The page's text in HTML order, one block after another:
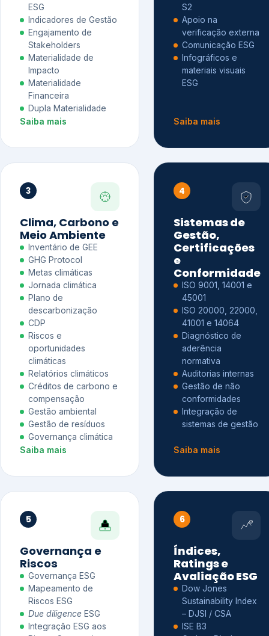
ESG
Indicadores de Gestão
Engajamento de
Stakeholders
Materialidade de
Impacto
Materialidade
Financeira
Dupla Materialidade
Saiba mais
S2
Apoio na
verificação externa
Comunicação ESG
Infográficos e
materiais visuais
ESG
Saiba mais
3
Clima, Carbono e
Meio Ambiente
Inventário de GEE
GHG Protocol
Metas climáticas
Jornada climática
Plano de
descarbonização
CDP
Riscos e
oportunidades
climáticas
Relatórios climáticos
Créditos de carbono e
compensação
Gestão ambiental
Gestão de resíduos
Governança climática
Saiba mais
4
Sistemas de
Gestão,
Certificações
e
Conformidade
ISO 9001, 14001 e
45001
ISO 20000, 22000,
41001 e 14064
Diagnóstico de
aderência
normativa
Auditorias internas
Gestão de não
conformidades
Integração de
sistemas de gestão
Saiba mais
5
Governança e
Riscos
Governança ESG
Mapeamento de
Riscos ESG
Due diligence ESG
Integração ESG aos
6
Índices,
Ratings e
Avaliação ESG
Dow Jones
Sustainability Index
– DJSI / CSA
ISE B3